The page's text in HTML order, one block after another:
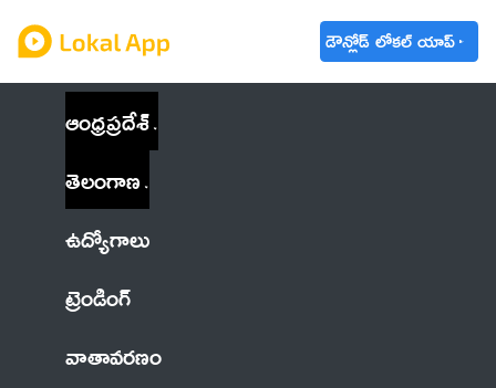
డౌన్లోడ్ లోకల్ యాప్
ఆంధ్రప్రదేశ్
తెలంగాణ
ఉద్యోగాలు
ట్రెండింగ్
వాతావరణం